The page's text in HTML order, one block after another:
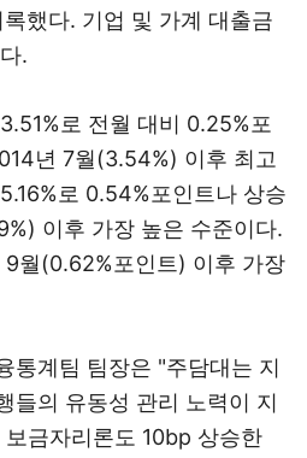
했다. 기업 및 가계 대출금
.
로 전월 대비 0.25%포
년 7월(3.54%) 이후 최고
로 0.54%포인트나 상승
이후 가장 높은 수준이다.
월(0.62%포인트) 이후 가장
통계팀 팀장은 "주담대는 지
들의 유동성 관리 노력이 지
금자리론도 10bp 상승한